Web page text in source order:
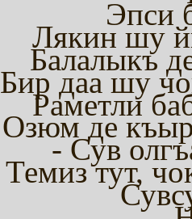
Эпси
Лякин шу
Балалыкъ
Бир даа шу
Раметли
Озюм де
- Сув
Темиз тут,